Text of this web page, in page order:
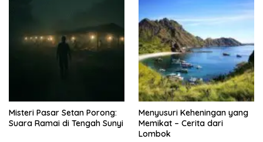
Misteri Pasar Setan Porong:
Suara Ramai di Tengah Sunyi
Menyusuri Keheningan yang
Memikat – Cerita dari
Lombok